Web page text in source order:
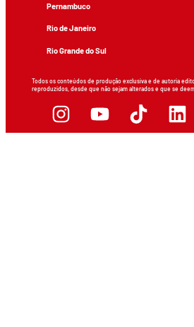
Pernambuco
Rio de Janeiro
Rio Grande do Sul
Todos os conteúdos de produção exclusiva e de autoria
reproduzidos, desde que não sejam alterados e que se